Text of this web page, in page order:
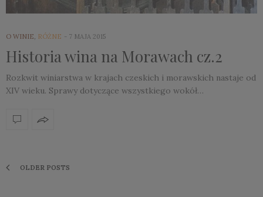
O WINIE, RÓŻNE 7 MAJA 2015
Historia wina na Morawach cz.2
Rozkwit winiarstwa w krajach czeskich i morawskich nastaje od
XIV wieku. Sprawy dotyczące wszystkiego wokół…
OLDER POSTS